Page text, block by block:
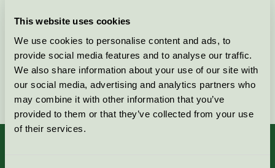
This website uses cookies
We use cookies to personalise content and ads, to
provide social media features and to analyse our traffic.
We also share information about your use of our site with
our social media, advertising and analytics partners who
may combine it with other information that you’ve
provided to them or that they’ve collected from your use
of their services.
Kontakta oss på08-55 55 24 00
Fortsätt